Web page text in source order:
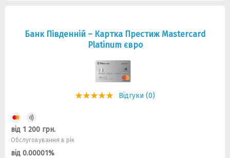
Банк Південній – Картка Престиж Mastercard
Platinum євро
Відгуки (0)
від 1 200 грн.
Обслуговування в рік
від 0.00001%